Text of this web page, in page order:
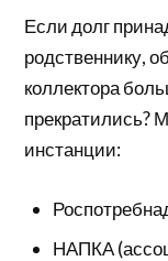
Если долг
родственнику,
коллектора
прекратились?
инстанции:
НАПКА